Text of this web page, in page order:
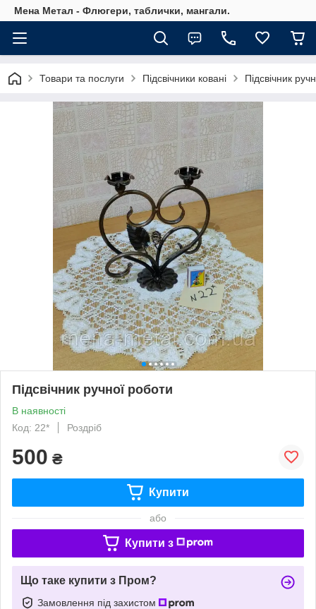
Мена Метал - Флюгери, таблички, мангали.
Товари та послуги Підсвічники ковані Підсвічник
Підсвічник ручної роботи
В наявності
Код: 22*
Роздріб
500 ₴
Купити
або
Купити з
Що таке купити з Пром?
Замовлення під захистом